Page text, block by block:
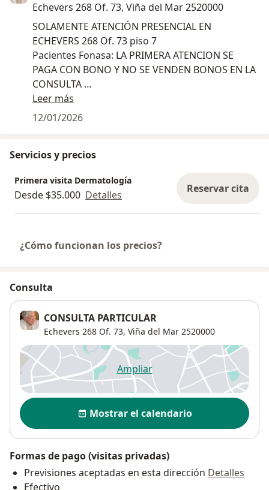
Echevers 268 Of. 73, Viña del Mar 2520000
SOLAMENTE ATENCIÓN PRESENCIAL EN
ECHEVERS 268 Of. 73 piso 7
Pacientes Fonasa: LA PRIMERA ATENCION SE
PAGA CON BONO Y NO SE VENDEN BONOS EN LA
CONSULTA
Atención fonasa y particular
Leer más
12/01/2026
Servicios y precios
Primera visita Dermatología
Desde $35.000 Detalles Reservar cita
¿Cómo funcionan los precios?
Consulta
CONSULTA PARTICULAR
Echevers 268 Of. 73, Viña del Mar 2520000
Ampliarse abre en una nueva
Disponibilidad
Mostrar el calendario
Formas de pago (visitas privadas)
Previsiones aceptadas en esta dirección Detalles
Efectivo